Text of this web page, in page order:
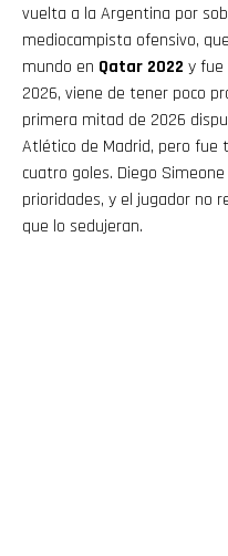
vuelta a la Argentina por
mediocampista ofensivo,
mundo en Qatar 2022 y
2026, viene de tener poco
primera mitad de 2026
Atlético de Madrid, pero fue
cuatro goles. Diego
prioridades, y el jugador no
que lo sedujeran.